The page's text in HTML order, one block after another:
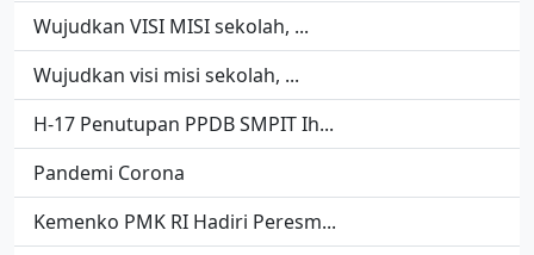
Wujudkan VISI MISI sekolah, ...
Wujudkan visi misi sekolah, ...
H-17 Penutupan PPDB SMPIT Ih...
Pandemi Corona
Kemenko PMK RI Hadiri Peresm...